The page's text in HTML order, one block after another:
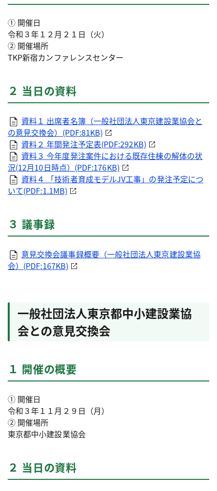
① 開催日
令和３年１２月２１日（火）
② 開催場所
TKP新宿カンファレンスセンター
２ 当日の資料
資料１ 出席者名簿（一般社団法人東京建設業協会と
の意見交換会）(PDF:81KB)
資料２ 年間発注予定表(PDF:292KB)
資料３ 今年度発注案件における既存住棟の解体の状
況(12月10日時点）(PDF:176KB)
資料４ 「技術者育成モデルJV工事」の発注予定につ
いて(PDF:1.1MB)
３ 議事録
意見交換会議事録概要（一般社団法人東京建設業協
会）(PDF:167KB)
一般社団法人東京都中小建設業協
会との意見交換会
１ 開催の概要
① 開催日
令和３年１１月２９日（月）
② 開催場所
東京都中小建設業協会
２ 当日の資料